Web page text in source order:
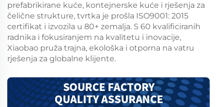
prefabrikirane kuće, kontejnerske kuće i rješenja za
čelične strukture, tvrtka je prošla ISO9001: 2015
certifikat i izvozila u 80+ zemalja. S 60 kvalificiranih
radnika i fokusiranjem na kvalitetu i inovacije,
Xiaobao pruža trajna, ekološka i otporna na vatru
rješenja za globalne klijente.